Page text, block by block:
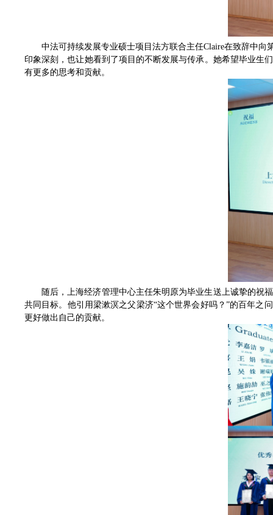
中法可持续发展专业硕士项目法方联合主任Claire在致辞中
印象深刻，也让她看到了项目的不断发展与传承。她希望毕业生
有更多的思考和贡献。
随后，上海经济管理中心主任朱明原为毕业生送上诚挚的祝
共同目标。他引用梁漱溟之父梁济“这个世界会好吗？”的百年之
更好做出自己的贡献。